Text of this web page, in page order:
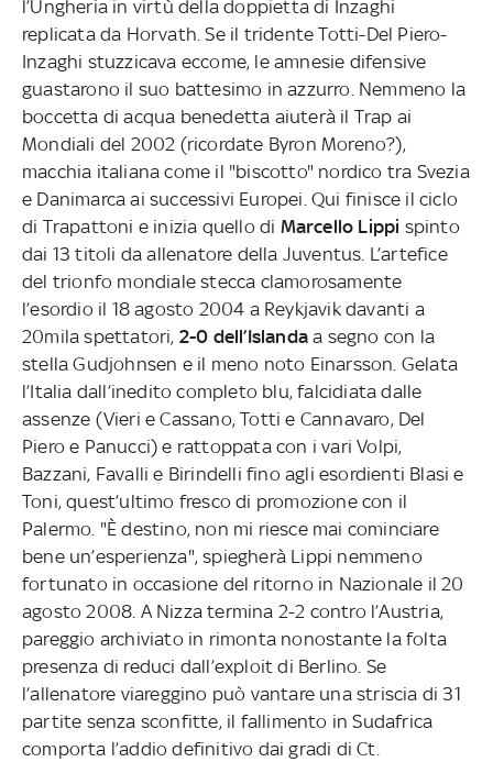
l’Ungheria in virtù della doppietta di Inzaghi
replicata da Horvath. Se il tridente Totti-Del Piero-
Inzaghi stuzzicava eccome, le amnesie difensive
guastarono il suo battesimo in azzurro. Nemmeno la
boccetta di acqua benedetta aiuterà il Trap ai
Mondiali del 2002 (ricordate Byron Moreno?),
macchia italiana come il "biscotto" nordico tra Svezia
e Danimarca ai successivi Europei. Qui finisce il ciclo
di Trapattoni e inizia quello di Marcello Lippi spinto
dai 13 titoli da allenatore della Juventus. L’artefice
del trionfo mondiale stecca clamorosamente
l’esordio il 18 agosto 2004 a Reykjavik davanti a
20mila spettatori, 2-0 dell’Islanda a segno con la
stella Gudjohnsen e il meno noto Einarsson. Gelata
l’Italia dall’inedito completo blu, falcidiata dalle
assenze (Vieri e Cassano, Totti e Cannavaro, Del
Piero e Panucci) e rattoppata con i vari Volpi,
Bazzani, Favalli e Birindelli fino agli esordienti Blasi e
Toni, quest’ultimo fresco di promozione con il
Palermo. "È destino, non mi riesce mai cominciare
bene un’esperienza", spiegherà Lippi nemmeno
fortunato in occasione del ritorno in Nazionale il 20
agosto 2008. A Nizza termina 2-2 contro l’Austria,
pareggio archiviato in rimonta nonostante la folta
presenza di reduci dall’exploit di Berlino. Se
l’allenatore viareggino può vantare una striscia di 31
partite senza sconfitte, il fallimento in Sudafrica
comporta l’addio definitivo dai gradi di Ct.